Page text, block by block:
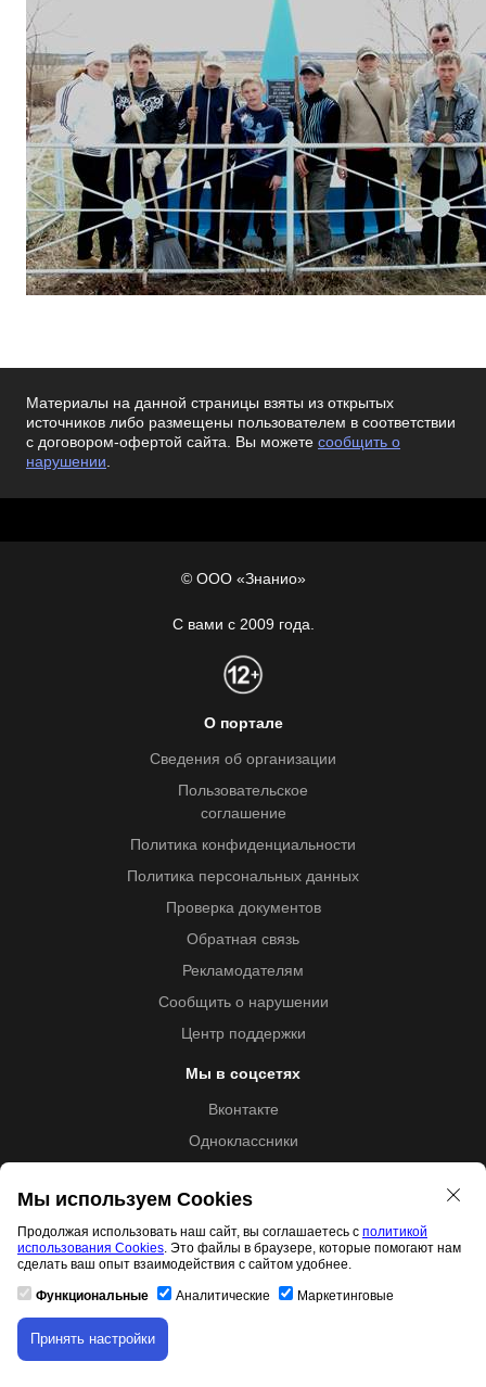
Материалы на данной страницы взяты из открытых
источников либо размещены пользователем в соответствии
с договором-офертой сайта. Вы можете сообщить о
нарушении.
Скачивание материала доступно только для
авторизованных пользователей.
© ООО «Знанио»
С вами с 2009 года.
О портале
Сведения об организации
Пользовательское
соглашение
Политика конфиденциальности
Политика персональных данных
Проверка документов
Обратная связь
Рекламодателям
Сообщить о нарушении
Центр поддержки
Мы в соцсетях
Вконтакте
Одноклассники
Образовательная лицензия №5257 от 09.09.2020 (Л035-
01253-67/00192487)
Свидетельство правообладателя товарного знака 11.01.2017
Мы используем Cookies
Продолжая использовать наш сайт, вы соглашаетесь с политикой
использования Cookies. Это файлы в браузере, которые помогают нам
сделать ваш опыт взаимодействия с сайтом удобнее.
Функциональные Аналитические Маркетинговые
Принять настройки